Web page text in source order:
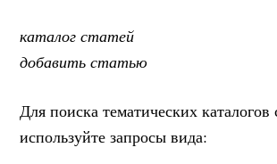
каталог статей
добавить статью
Для поиска тематических каталогов
используйте запросы вида: